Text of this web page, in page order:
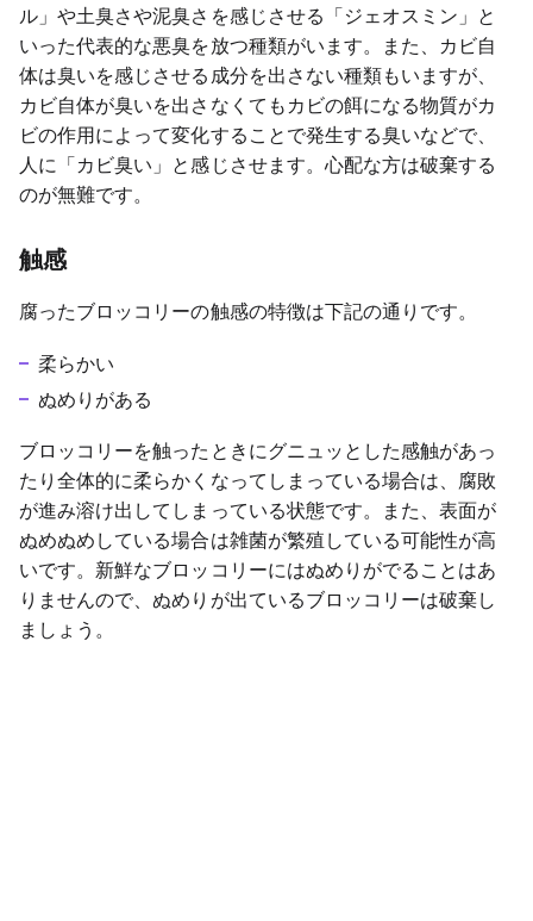
ル」や土臭さや泥臭さを感じさせる「ジェオスミン」と
いった代表的な悪臭を放つ種類がいます。また、カビ自
体は臭いを感じさせる成分を出さない種類もいますが、
カビ自体が臭いを出さなくてもカビの餌になる物質がカ
ビの作用によって変化することで発生する臭いなどで、
人に「カビ臭い」と感じさせます。心配な方は破棄する
のが無難です。
触感
腐ったブロッコリーの触感の特徴は下記の通りです。
柔らかい
ぬめりがある
ブロッコリーを触ったときにグニュッとした感触があっ
たり全体的に柔らかくなってしまっている場合は、腐敗
が進み溶け出してしまっている状態です。また、表面が
ぬめぬめしている場合は雑菌が繁殖している可能性が高
いです。新鮮なブロッコリーにはぬめりがでることはあ
りませんので、ぬめりが出ているブロッコリーは破棄し
ましょう。